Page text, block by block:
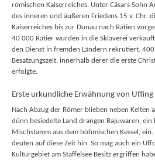
römischen Kaiserreiches. Unter Cäsars Sohn
des inneren und äußeren Friedens 15 v. Chr.
Kaiserreiches bis zur Donau nach Rätien
40 000 Rätier wurden in die Sklaverei
den Dienst in fremden Ländern rekrutiert.
Besatzungszeit, innerhalb derer die erste
erfolgte.
Erste urkundliche Erwähnung von Uffing
Nach Abzug der Römer blieben neben Kelten
dünn besiedelte Land drangen Bajuwaren,
Mischstamm aus dem böhmischen Kessel,
deuten auf diese Zeit hin. So mag auch ein
Kulturgebiet am Staffelsee Besitz ergriffen